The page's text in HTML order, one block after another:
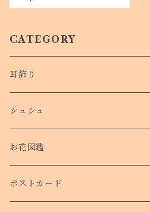
対応
CATEGORY
耳飾り
シュシュ
お花図鑑
ポストカード